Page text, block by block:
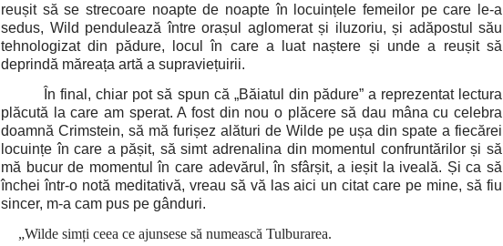
reușit să se strecoare noapte de noapte în locuințele femeilor pe care le-a
sedus, Wild pendulează între orașul aglomerat și iluzoriu, și adăpostul său
tehnologizat din pădure, locul în care a luat naștere și unde a reușit să
deprindă măreața artă a supraviețuirii.
În final, chiar pot să spun că „Băiatul din pădure” a reprezentat lectura
plăcută la care am sperat. A fost din nou o plăcere să dau mâna cu celebra
doamnă Crimstein, să mă furișez alături de Wilde pe ușa din spate a fiecărei
locuințe în care a pășit, să simt adrenalina din momentul confruntărilor și să
mă bucur de momentul în care adevărul, în sfârșit, a ieșit la iveală. Și ca să
închei într-o notă meditativă, vreau să vă las aici un citat care pe mine, să fiu
sincer, m-a cam pus pe gânduri.
„Wilde simți ceea ce ajunsese să numească Tulburarea.